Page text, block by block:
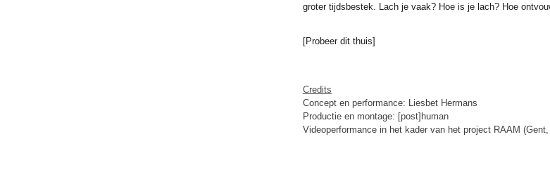
groter tijdsbestek. Lach je vaak? Hoe is je lach? Hoe
[Probeer dit thuis]
Credits
Concept en performance: Liesbet Hermans
Productie en montage: [post]human
Videoperformance in het kader van het project RAAM